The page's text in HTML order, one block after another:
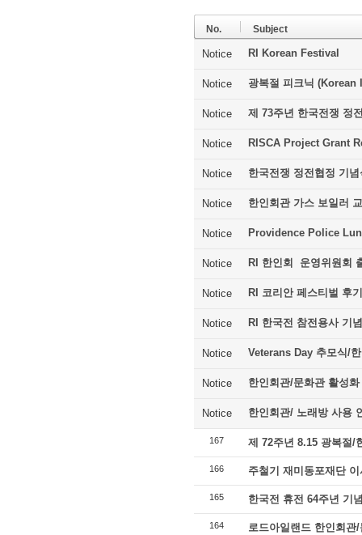
No. Subject
Notice RI Korean Festival
Notice 광복절 피크닉
Notice 제 73주년 한국전쟁 정
Notice RISCA Project Grant
Notice 한국전쟁 정전협정 기념
Notice 한인회관 가스 보일러
Notice Providence Police
Notice RI 한인회 운영위원회
Notice RI 코리안 페스티벌 후기
Notice RI 한국전 참전용사 기
Notice Veterans Day 추모식/
Notice 한인회관/문화관 활성화
Notice 한인회관/ 노래방 사용
167 제 72주년 8.15 광복절/
166 주철기 재미동포재단
165 한국전 휴전 64주년 기
164 로드아일랜드 한인회관/